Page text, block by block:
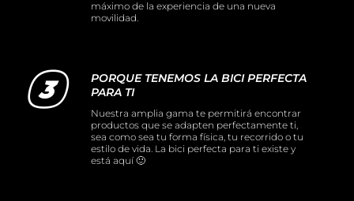
máximo de la experiencia de una nueva
movilidad.
PORQUE TENEMOS LA BICI PERFECTA
PARA TI
Nuestra amplia gama te permitirá encontrar
productos que se adapten perfectamente ti,
sea como sea tu forma física, tu recorrido o tu
estilo de vida. La bici perfecta para ti existe y
está aquí 🙂